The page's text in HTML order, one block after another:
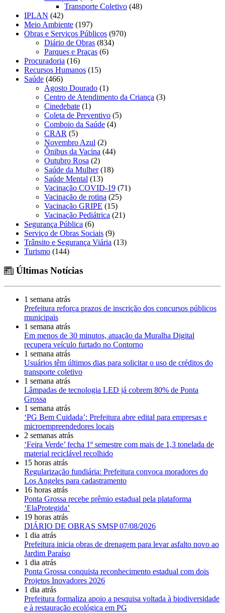
Transporte Coletivo (48)
IPLAN (42)
Meio Ambiente (197)
Obras e Serviços Públicos (970)
Diário de Obras (834)
Parques e Praças (6)
Procuradoria (16)
Recursos Humanos (15)
Saúde (466)
Agosto Dourado (1)
Centro de Atendimento da Criança (3)
Cinedebate (1)
Coleta de Preventivo (5)
Comboio da Saúde (4)
CRAR (5)
Novembro Azul (2)
Ônibus da Vacina (44)
Outubro Rosa (2)
Saúde da Mulher(18)
Saúde Mental (13)
Vacinação COVID-19 (71)
Vacinação de rotina (25)
Vacinação GRIPE (15)
Vacinação Pediátrica (21)
Segurança Pública (6)
Serviço de Obras Sociais (9)
Trânsito e Segurança Viária (13)
Turismo (144)
Últimas Notícias
1 semana atrás
Prefeitura reforça prazos de inscrição dos concursos públicos
municipais
1 semana atrás
Em menos de 30 minutos, atuação da Muralha Digital
recupera veículo furtado no Contorno
1 semana atrás
Usuários têm últimos dias para solicitar o uso de créditos do
transporte coletivo
1 semana atrás
Lâmpadas de tecnologia LED já cobrem 80% de Ponta
Grossa
1 semana atrás
‘PG Bem Cuidada’: Prefeitura abre edital para empresas e
microempreendedores locais
2 semanas atrás
‘Feira Verde’ fecha 1º semestre com mais de 1,3 tonelada de
material reciclável recolhido
15 horas atrás
Regularização fundiária: Prefeitura convoca moradores do
Los Angeles para cadastramento
16 horas atrás
Ponta Grossa recebe prêmio estadual pela plataforma
‘ElaProtegida’
19 horas atrás
DIÁRIO DE OBRAS SMSP 07/08/2026
1 dia atrás
Prefeitura inicia obras de drenagem para levar asfalto novo ao
Jardim Paraíso
1 dia atrás
Ponta Grossa conquista reconhecimento estadual com dois
Projetos Inovadores 2026
1 dia atrás
Prefeitura formaliza apoio a pesquisa voltada à biodiversidade
e à restauração ecológica em PG